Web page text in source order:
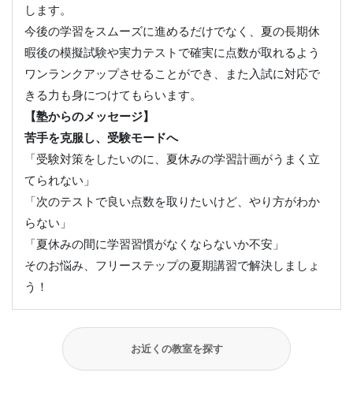
します。
今後の学習をスムーズに進めるだけでなく、夏の長期休
暇後の模擬試験や実力テストで確実に点数が取れるよう
ワンランクアップさせることができ、また入試に対応で
きる力も身につけてもらいます。
【塾からのメッセージ】
苦手を克服し、受験モードへ
「受験対策をしたいのに、夏休みの学習計画がうまく立
てられない」
「次のテストで良い点数を取りたいけど、やり方がわか
らない」
「夏休みの間に学習習慣がなくならないか不安」
そのお悩み、フリーステップの夏期講習で解決しましょ
う！
お近くの教室を探す